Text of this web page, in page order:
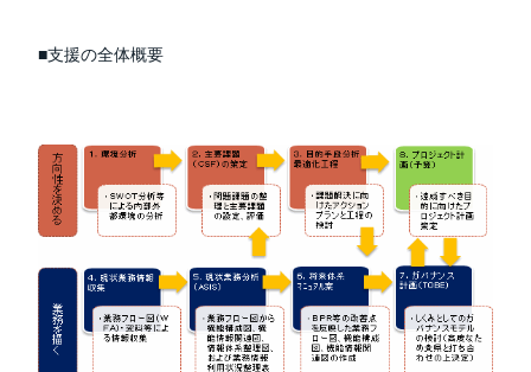
■支援の全体概要